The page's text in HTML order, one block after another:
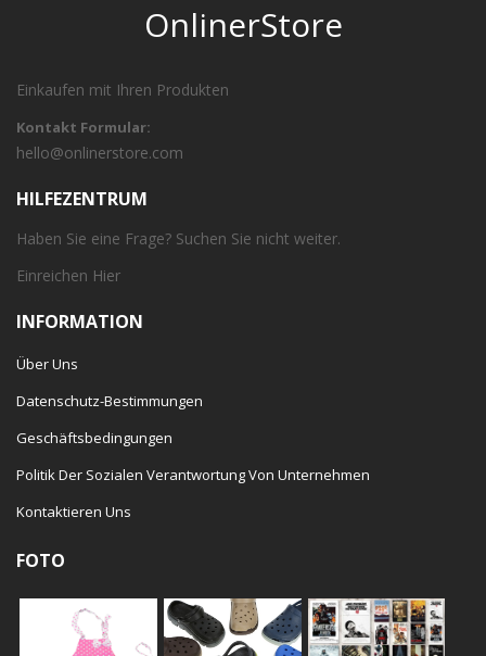
OnlinerStore
Einkaufen mit Ihren Produkten
Kontakt Formular:
hello@onlinerstore.com
HILFEZENTRUM
Haben Sie eine Frage? Suchen Sie nicht weiter.
Einreichen Hier
INFORMATION
Über Uns
Datenschutz-Bestimmungen
Geschäftsbedingungen
Politik Der Sozialen Verantwortung Von Unternehmen
Kontaktieren Uns
FOTO